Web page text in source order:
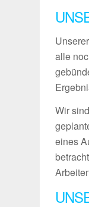
alle
Wir
eines